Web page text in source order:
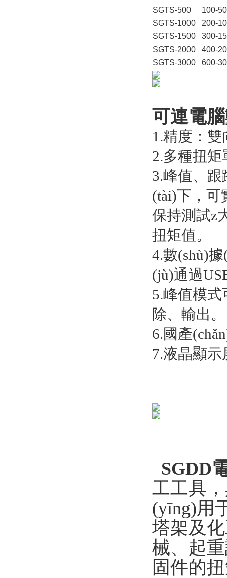
SGTS-500
100-
SGTS-1000
200-
SGTS-1500
300-
SGTS-2000
400-
SGTS-3000
600-
可連電
1.精度：雙
2.多種扭矩
3.峰值
(tài)下，
保持測試z
扭矩值。
4.數(shù)據
(jù)通過
5.峰值模式
除、輸出。
6.國產
7.液晶顯示
SGDD
工工具，
(yīng)用
塔架及化
械、起
固件的